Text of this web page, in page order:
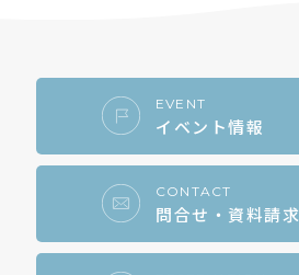
EVENT
イベント情報
CONTACT
問合せ・資料請求